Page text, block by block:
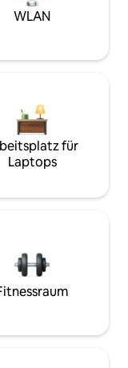
WLAN
für
Laptops